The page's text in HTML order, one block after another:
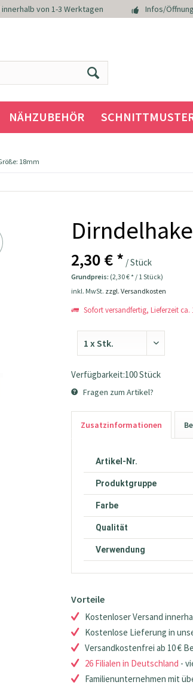
von 1-3 Werktagen Infos/
NÄHZUBEHÖR
18mm
2,30 € * / Stück
Grundpreis: (2,30 € * / 1 Stück)
inkl. MwSt. zzgl. Versandkosten
Sofort versandfertig, Lieferzeit ca.
Verfügbarkeit:100 Stück
Fragen zum Artikel?
Zusatzinformationen
Artikel-Nr.
Produktgruppe
Farbe
Qualität
Verwendung
Vorteile
Kostenloser Versand
Kostenlose Lieferung in
Versandkostenfrei ab 10 €
26 Filialen in Deutschland -
Familienunternehmen mit